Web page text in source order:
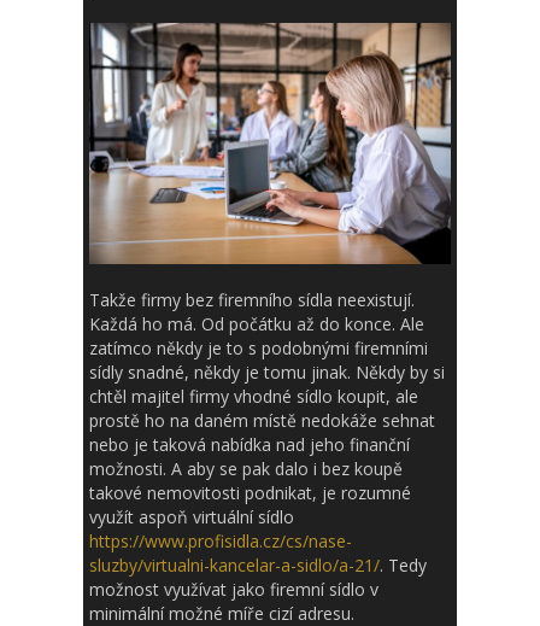
Takže firmy bez firemního sídla neexistují.
Každá ho má. Od počátku až do konce. Ale
zatímco někdy je to s podobnými firemními
sídly snadné, někdy je tomu jinak. Někdy by si
chtěl majitel firmy vhodné sídlo koupit, ale
prostě ho na daném místě nedokáže sehnat
nebo je taková nabídka nad jeho finanční
možnosti. A aby se pak dalo i bez koupě
takové nemovitosti podnikat, je rozumné
využít aspoň virtuální sídlo
https://www.profisidla.cz/cs/nase-
sluzby/virtualni-kancelar-a-sidlo/a-21/. Tedy
možnost využívat jako firemní sídlo v
minimální možné míře cizí adresu.